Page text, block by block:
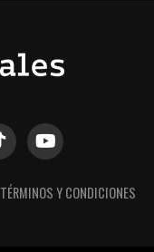
TÉRMINOS Y CONDICIONES